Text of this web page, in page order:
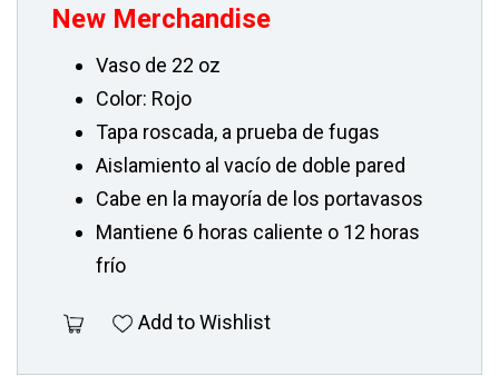
New Merchandise
Vaso de 22 oz
Color: Rojo
Tapa roscada, a prueba de fugas
Aislamiento al vacío de doble pared
Cabe en la mayoría de los portavasos
Mantiene 6 horas caliente o 12 horas
frío
Add to Wishlist